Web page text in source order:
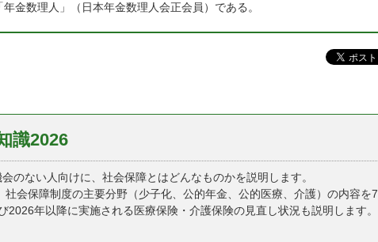
金数理人」（日本年金数理人会正会員）である。
識2026
ない人向けに、社会保障とはどんなものかを説明します。
会保障制度の主要分野（少子化、公的年金、公的医療、介護）の内容を7
年以降に実施される医療保険・介護保険の見直し状況も説明します。